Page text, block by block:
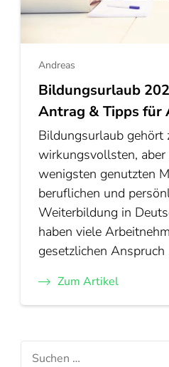
Andreas
Bildungsurlaub
Antrag & Tipps für
Bildungsurlaub gehört
wirkungsvollsten, aber
wenigsten genutzten
beruflichen und
Weiterbildung in
haben viele
gesetzlichen Anspruch
Zum Artikel